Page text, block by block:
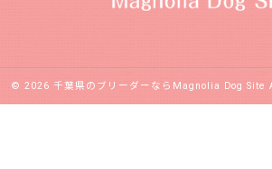
© 2026 千葉県のブリーダーならMagnolia Dog Site